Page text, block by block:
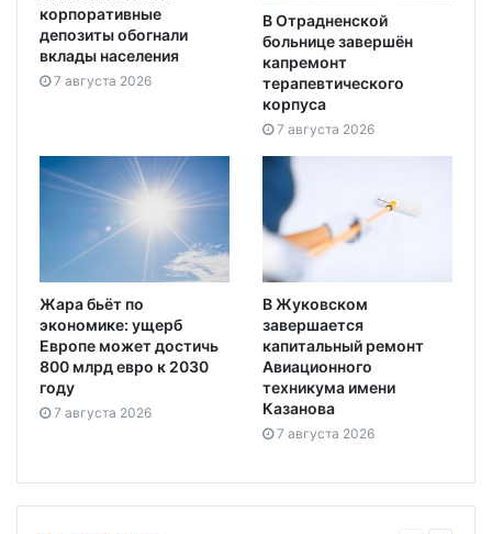
корпоративные
депозиты обогнали
вклады населения
7 августа 2026
В Отрадненской
больнице завершён
капремонт
терапевтического
корпуса
7 августа 2026
Жара бьёт по
экономике: ущерб
Европе может достичь
800 млрд евро к 2030
году
7 августа 2026
В Жуковском
завершается
капитальный ремонт
Авиационного
техникума имени
Казанова
7 августа 2026